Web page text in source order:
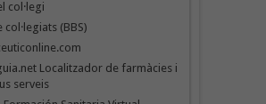
col·legi
col·legiats (BBS)
Localitzador de farmàcies i
serveis